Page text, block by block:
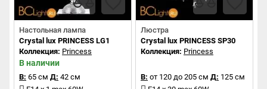
Настольная лампа
Crystal lux PRINCESS LG1
Коллекция: Princess
В наличии
В: 65 см Д: 42 см
Люстра
Crystal lux PRINCESS SP30
Коллекция: Princess
В: от 120 до 205 см Д: 125 см